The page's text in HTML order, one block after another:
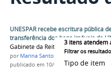
3 itens atendem
Filtrar os
Tipo de item
UNESPAR recebe escritura pública
transferência dos bens imóveis da
Gabinete da Reitoria
por Marina Santos Daum
publicado em 10/03/2026